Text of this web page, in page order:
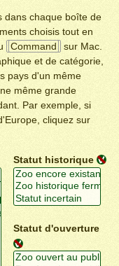
dans chaque boîte de
choisis tout en
Command
sur Mac.
et de catégorie,
pays d'un même
même grande
Par exemple, si
cliquez sur
Statut historique
Statut d'ouverture